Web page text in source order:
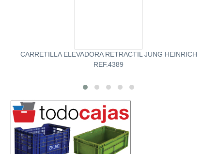
CARRETILLA ELEVADORA RETRACTIL JUNG HEINRICH
REF.4389